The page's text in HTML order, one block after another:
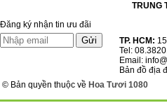
Đăng ký nhận tin ưu đãi
TRUNG
TP. HCM:
Tel:
Email:
Bản đồ địa
© Bản quyền thuộc về Hoa Tươi 1080